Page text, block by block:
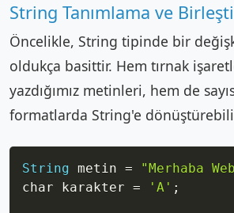
String Tanımlama ve
Öncelikle, String tipinde bir
oldukça basittir. Hem tırnak
yazdığımız metinleri, hem de
formatlarda String'e
String metin = "Merhaba
char karakter = 'A' ;